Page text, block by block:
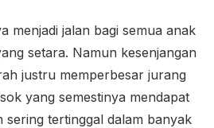
menjadi jalan bagi semua anak
setara. Namun kesenjangan
justru memperbesar jurang
yang semestinya mendapat
sering tertinggal dalam banyak